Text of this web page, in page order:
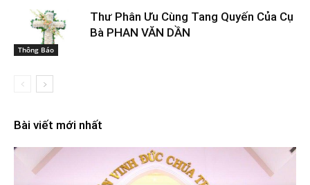
Thông Báo
Thư Phân Ưu Cùng Tang Quyến Của Cụ
Bà PHAN VĂN DẦN
Bài viết mới nhất